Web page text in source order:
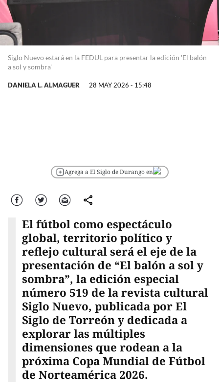
Siglo Nuevo estará en la FEDUL para presentar la edición 'El balón
a sol y sombra'
DANIELA L. ALMAGUER 28 MAY 2026 - 15:48
Agrega a El Siglo de Durango en
Facebook Twitter Correo comparte
El fútbol como espectáculo
global, territorio político y
reflejo cultural será el eje de la
presentación de “El balón a sol y
sombra”, la edición especial
número 519 de la revista cultural
Siglo Nuevo, publicada por El
Siglo de Torreón y dedicada a
explorar las múltiples
dimensiones que rodean a la
próxima Copa Mundial de Fútbol
de Norteamérica 2026.